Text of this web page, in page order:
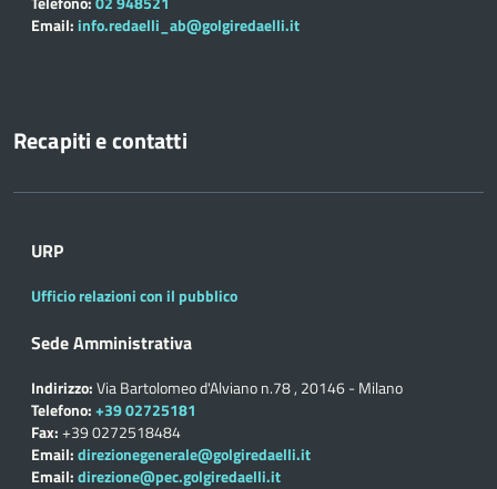
Email: info.redaelli_ab@golgiredaelli.it
Recapiti e contatti
URP
Ufficio relazioni con il pubblico
Sede Amministrativa
Indirizzo:Via Bartolomeo d'Alviano n.78 , 20146 - Milano
Telefono:+39 02725181
Fax:+39 0272518484
Email:direzionegenerale@golgiredaelli.it
Email:direzione@pec.golgiredaelli.it